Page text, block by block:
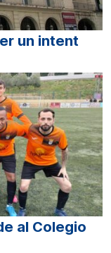
un intent
al Colegio